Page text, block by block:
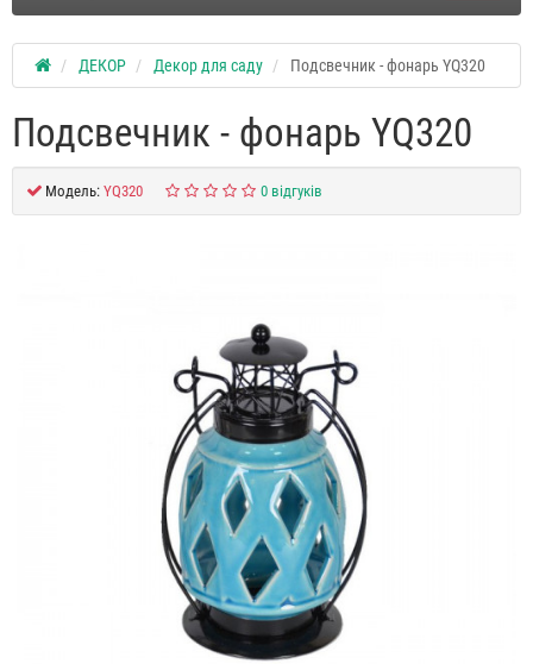
ДЕКОР Декор для саду Подсвечник - фонарь YQ320
Подсвечник - фонарь YQ320
Модель: YQ320 0 відгуків